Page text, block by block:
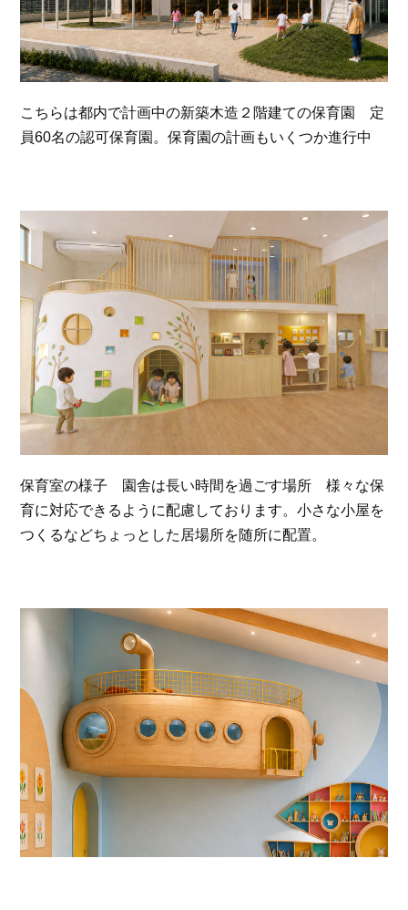
こちらは都内で計画中の新築木造２階建ての保育園 定
員60名の認可保育園。保育園の計画もいくつか進行中
保育室の様子 園舎は長い時間を過ごす場所 様々な保
育に対応できるように配慮しております。小さな小屋を
つくるなどちょっとした居場所を随所に配置。